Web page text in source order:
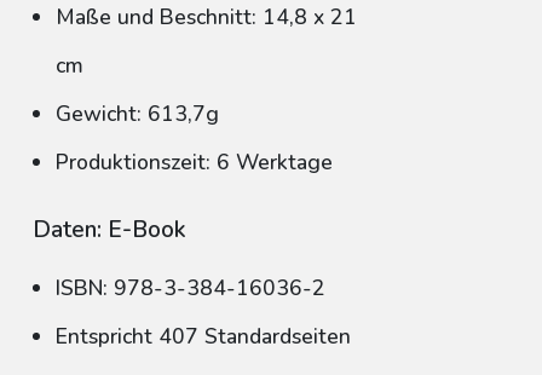
Maße und Beschnitt: 14,8 x 21
cm
Gewicht: 613,7g
Produktionszeit: 6 Werktage
Daten: E-Book
ISBN: 978-3-384-16036-2
Entspricht 407 Standardseiten